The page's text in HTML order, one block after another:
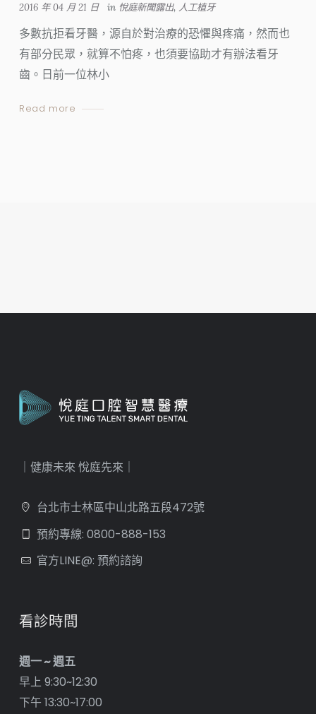
2016 年 04 月 21 日 in 悅庭新聞露出, 人工植牙
多數抗拒看牙醫，源自於對治療的恐懼與疼痛，然而也
有部分民眾，就算不怕疼，也須要協助才有辦法看牙
齒。日前一位林小
Read more
｜健康未來 悅庭先來｜
台北市士林區中山北路五段472號
預約專線: 0800-888-153
官方LINE@: 預約諮詢
看診時間
週一 ~ 週五
早上 9:30~12:30
下午 13:30~17:00